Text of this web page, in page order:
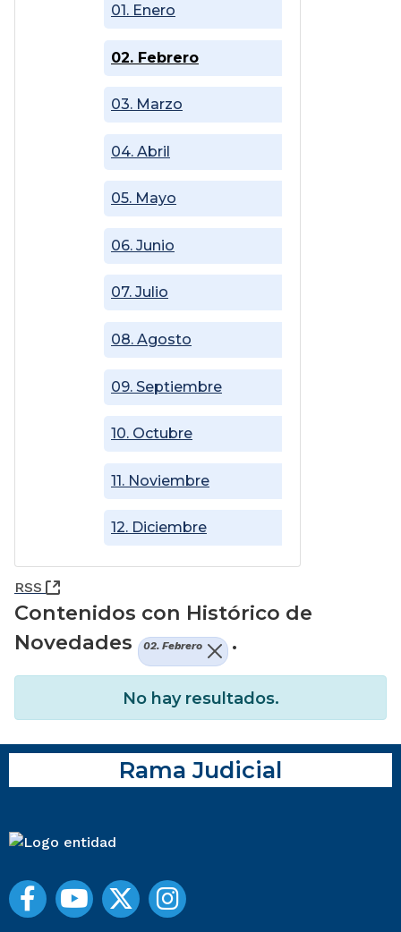
01. Enero
02. Febrero
03. Marzo
04. Abril
05. Mayo
06. Junio
07. Julio
08. Agosto
09. Septiembre
10. Octubre
11. Noviembre
12. Diciembre
RSS (Abre una nueva ventana)
Contenidos con Histórico de
Novedades
02. Febrero .
No hay resultados.
Rama Judicial